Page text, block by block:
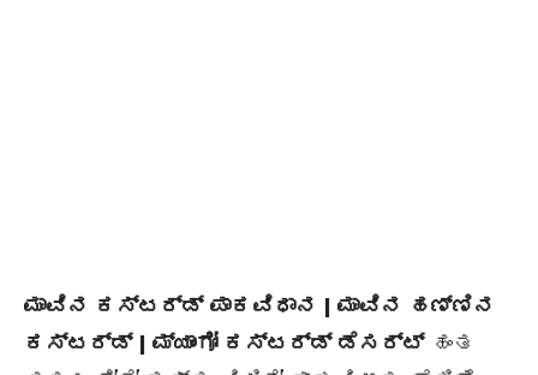
ಮಾವಿನ ಕಸ್ಟರ್ಡ್ ಪಾಕವಿಧಾನ | ಮಾವಿನ ಹಣ್ಣಿನ
ಕಸ್ಟರ್ಡ್ | ಮ್ಯಾಂಗೋ ಕಸ್ಟರ್ಡ್ ಡೆಸರ್ಟ್ಹಂತ